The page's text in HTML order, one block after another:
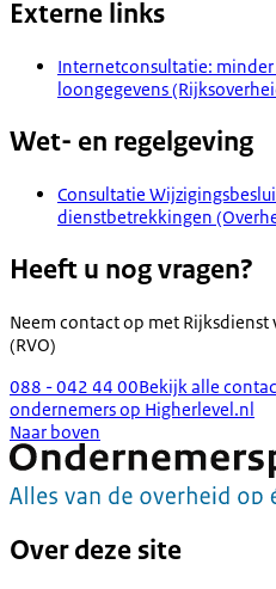
Externe links
Internetconsultatie:
loongegevens
Wet- en regelgeving
Consultatie
dienstbetrekkingen
Heeft u nog vragen?
Neem contact op met Rijksdienst
(RVO)
088 - 042 44 00Bekijk alle
ondernemers op Higherlevel.nl
Naar boven
Over deze site